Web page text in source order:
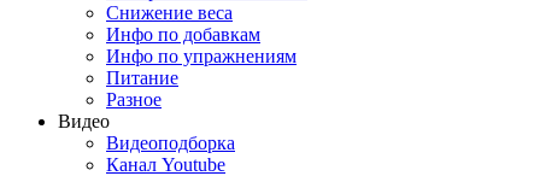
Снижение веса
Инфо по добавкам
Инфо по упражнениям
Питание
Разное
Видео
Видеоподборка
Канал Youtube